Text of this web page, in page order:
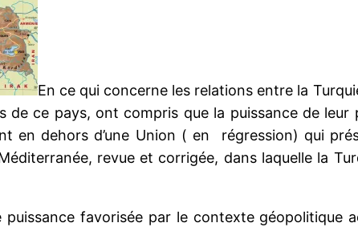
En ce qui concerne les relations entre la
de ce pays, ont compris que la puissance de
en dehors d’une Union ( en régression) qui
revue et corrigée, dans laquelle la
favorisée par le contexte géopolitique